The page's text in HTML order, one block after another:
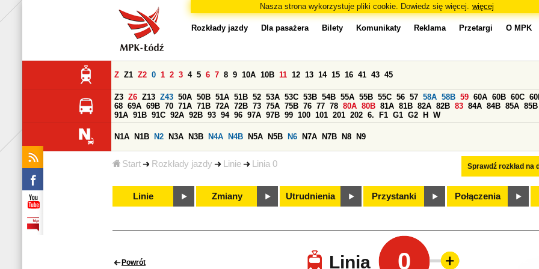
Nasza strona wykorzystuje pliki cookie. Dowiedz się więcej. więcej
Start Rozkłady jazdy Linie Linia 0
Rozkłady jazdy Dla pasażera Bilety Komunikaty Reklama Przetargi O MPK
Sprawdź rozkład na
Z Z1 Z2 0 1 2 3 4 5 6 7 8 9 10A 10B 11 12 13 14 15 16 41 43 45
Z3 Z6 Z13 Z43 50A 50B 51A 51B 52 53A 53C 53B 54B 55A 55B 55C 56 57 58A 58B 59 60A 60B 60C
68 69A 69B 70 71A 71B 72A 72B 73 75A 75B 76 77 78 80A 80B 81A 81B 82A 82B 83 84A 84B 85A 85B
91A 91B 91C 92A 92B 93 94 96 97A 97B 99 100 101 201 202 6. F1 G1 G2 H W
N1A N1B N2 N3A N3B N4A N4B N5A N5B N6 N7A N7B N8 N9
Linie Zmiany Utrudnienia Przystanki Połączenia
Powrót Linia 0